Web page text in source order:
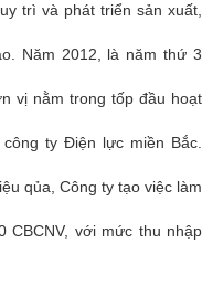
trì và phát triển sản xuất,
Năm 2012, là năm thứ 3
vị nằm trong tốp đầu hoạt
ty Điện lực miền Bắc.
qủa, Công ty tạo việc làm
CBCNV, với mức thu nhập